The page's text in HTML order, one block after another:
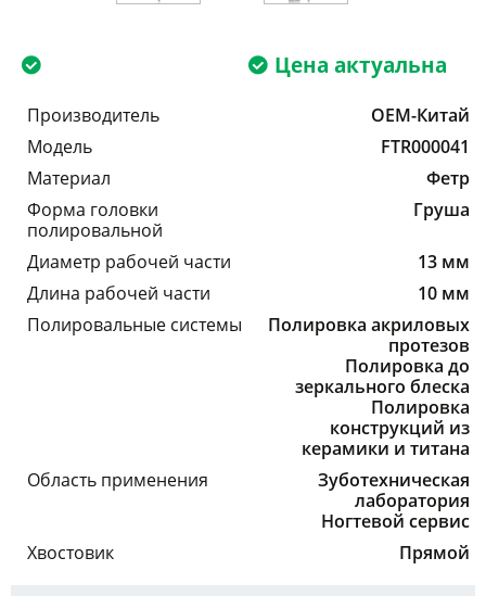
Цена актуальна
Производитель
OEM-Китай
Модель
FTR000041
Материал
Фетр
Форма головки
полировальной
Груша
Диаметр рабочей части
13 мм
Длина рабочей части
10 мм
Полировальные системы
Полировка акриловых
протезов
Полировка до
зеркального блеска
Полировка
конструкций из
керамики и титана
Область применения
Зуботехническая
лаборатория
Ногтевой сервис
Хвостовик
Прямой